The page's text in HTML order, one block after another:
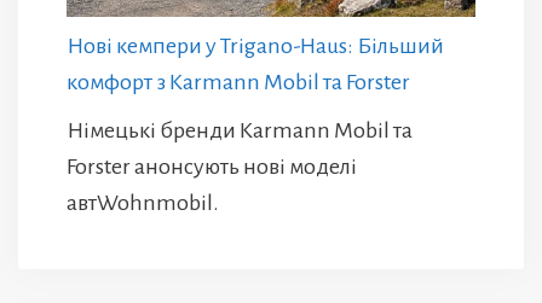
Нові кемпери у Trigano-Haus: Більший
комфорт з Karmann Mobil та Forster
Німецькі бренди Karmann Mobil та
Forster анонсують нові моделі
автWohnmobil.